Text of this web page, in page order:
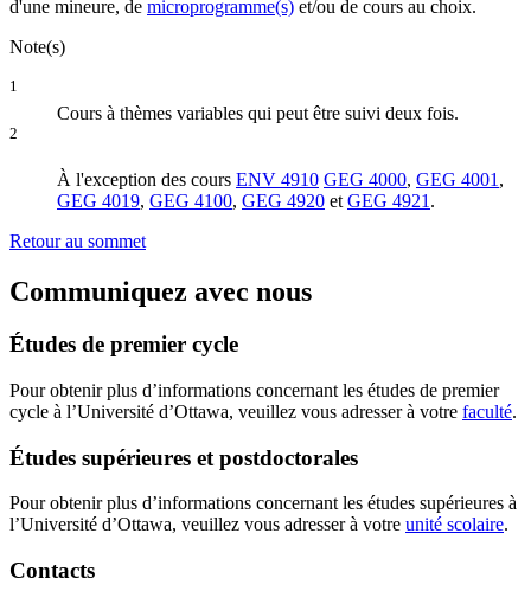
d'une mineure, de microprogramme(s) et/ou de cours au choix.
Note(s)
1
Cours à thèmes variables qui peut être suivi deux fois.
2
À l'exception des cours ENV 4910 GEG 4000, GEG 4001,
GEG 4019, GEG 4100, GEG 4920 etGEG 4921.
Retour au sommet
Communiquez avec nous
Études de premier cycle
Pour obtenir plus d’informations concernant les études de premier
cycle à l’Université d’Ottawa, veuillez vous adresser à votre faculté.
Études supérieures et postdoctorales
Pour obtenir plus d’informations concernant les études supérieures à
l’Université d’Ottawa, veuillez vous adresser à votre unité scolaire.
Contacts